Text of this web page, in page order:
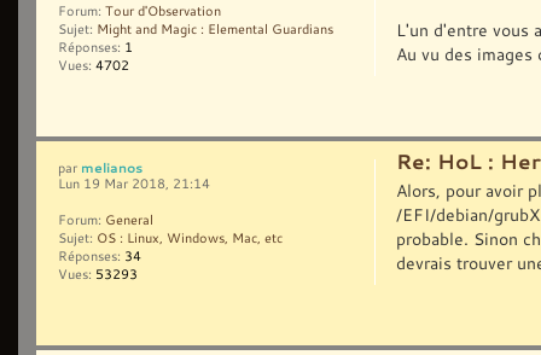
L'un d'entre vous
Au vu des
Forum: Tour d'Observation
Sujet: Might and Magic : Elemental Guardians
Réponses: 1
Vues: 4702
Re: HoL :
Alors, pour avoir
/EFI/debian/
probable. Sinon
devrais trouver
par melianos
Lun 19 Mar 2018, 21:14
Forum: General
Sujet: OS : Linux, Windows, Mac, etc
Réponses: 34
Vues: 53293